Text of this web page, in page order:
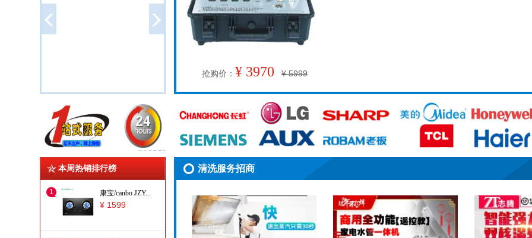
抢购价： ¥ 3970 ¥ 5999
本周热销排行榜
1 康宝/canbo JZY...
¥ 1599
评论：
百利卧式冷柜WC-
330（A）给我家带
来了很多的...
评论：
朋友也买了
评论：
清洗服务招商